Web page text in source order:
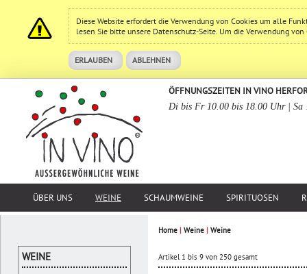
Diese Website erfordert die Verwendung von Cookies um alle
lesen Sie bitte unsere Datenschutz-Seite. Um die Verwendung
ERLAUBEN ABLEHNEN
ÖFFNUNGSZEITEN IN VINO
Di bis Fr 10.00 bis 18.00 Uhr | Sa
ÜBER UNS WEINE SCHAUMWEINE SPIRITUOSEN
Home | Weine | Weine
Artikel 1 bis 9 von 250 gesamt
WEINE